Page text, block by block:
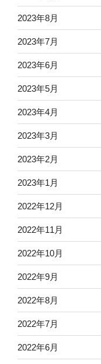
2023年8月
2023年7月
2023年6月
2023年5月
2023年4月
2023年3月
2023年2月
2023年1月
2022年12月
2022年11月
2022年10月
2022年9月
2022年8月
2022年7月
2022年6月